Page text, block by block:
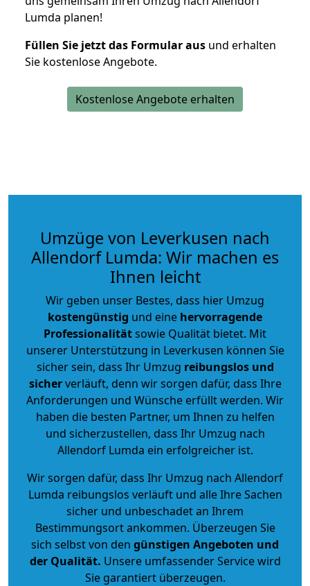
Lumda planen!
Füllen Sie jetzt das Formular aus und erhalten
Sie kostenlose Angebote.
Kostenlose Angebote erhalten
Umzüge von Leverkusen nach
Allendorf Lumda: Wir machen es
Ihnen leicht
Wir geben unser Bestes, dass hier Umzug
kostengünstig und eine hervorragende
Professionalitätsowie Qualität bietet. Mit
unserer Unterstützung in Leverkusen können Sie
sicher sein, dass Ihr Umzug reibungslos und
sicherverläuft, denn wir sorgen dafür, dass Ihre
Anforderungen und Wünsche erfüllt werden. Wir
haben die besten Partner, um Ihnen zu helfen
und sicherzustellen, dass Ihr Umzug nach
Allendorf Lumda ein erfolgreicher ist.
Wir sorgen dafür, dass Ihr Umzug nach Allendorf
Lumda reibungslos verläuft und alle Ihre Sachen
sicher und unbeschadet an Ihrem
Bestimmungsort ankommen. Überzeugen Sie
sich selbst von den günstigen Angeboten und
der Qualität. Unsere umfassender Service wird
Sie garantiert überzeugen.